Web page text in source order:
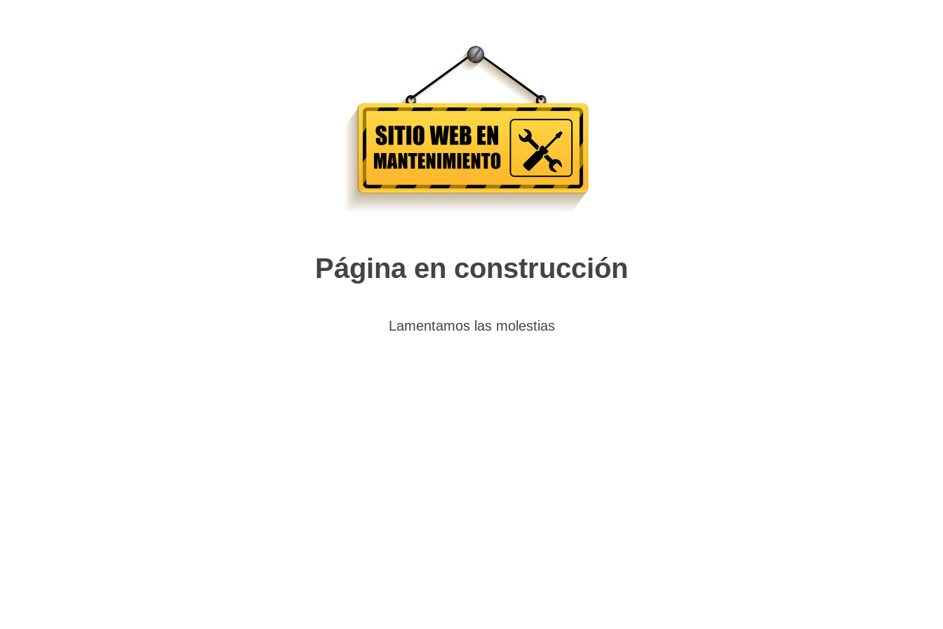
Página en construcción
Lamentamos las molestias